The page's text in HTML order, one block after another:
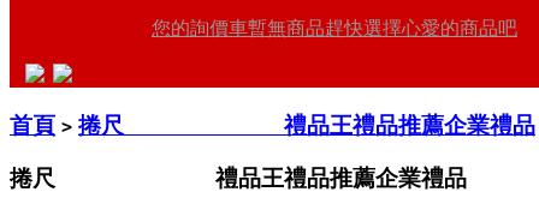
您的詢價車暫無商品趕快選擇心愛的商品吧
首頁 > 捲尺 禮品王禮品推薦企業禮品
捲尺 禮品王禮品推薦企業禮品